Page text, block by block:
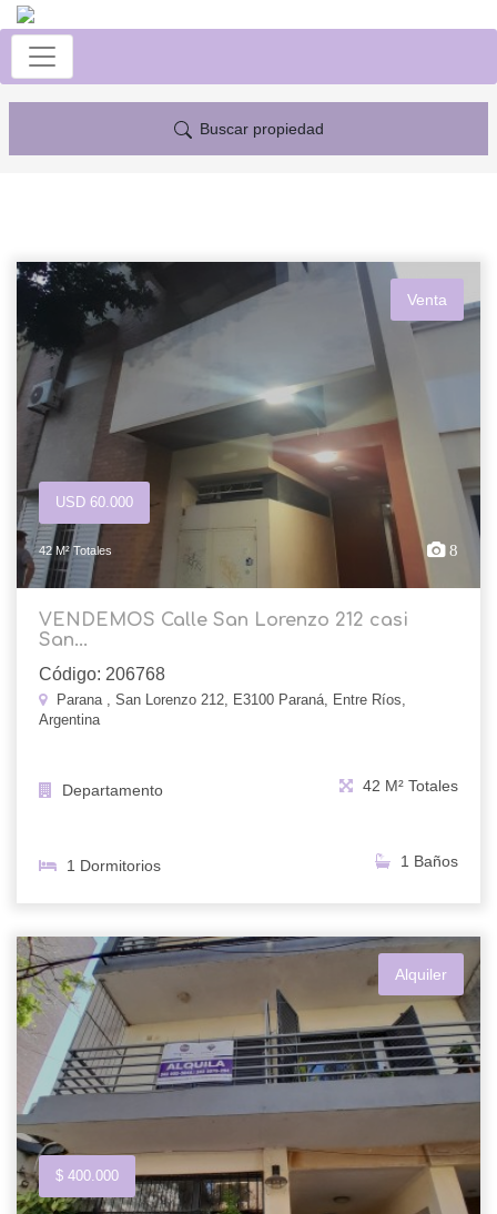
Buscar propiedad
Venta
USD 60.000
42 M² Totales 8
VENDEMOS Calle San Lorenzo 212 casi
San...
Código: 206768
Parana , San Lorenzo 212, E3100 Paraná, Entre Ríos,
Argentina
Departamento 42 M² Totales
1 Dormitorios 1 Baños
Alquiler
$ 400.000